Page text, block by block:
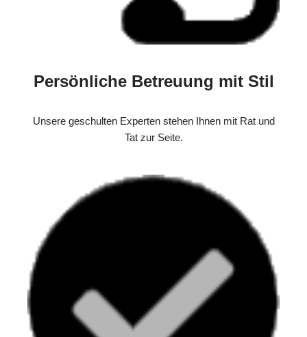
Persönliche Betreuung mit Stil
Unsere geschulten Experten stehen Ihnen mit Rat und
Tat zur Seite.